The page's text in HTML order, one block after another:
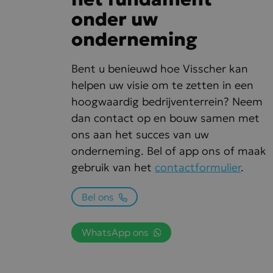
onder uw
onderneming
Bent u benieuwd hoe Visscher kan
helpen uw visie om te zetten in een
hoogwaardig bedrijventerrein? Neem
dan contact op en bouw samen met
ons aan het succes van uw
onderneming. Bel of app ons of maak
gebruik van het contactformulier.
Bel ons
WhatsApp ons